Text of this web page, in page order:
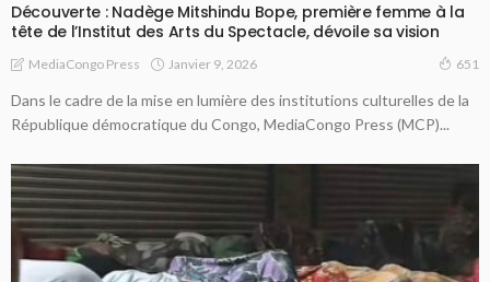
Découverte : Nadège Mitshindu Bope, première femme à la
tête de l’Institut des Arts du Spectacle, dévoile sa vision
MediaCongo Press Janvier 9, 2026 651
Dans le cadre de la mise en lumière des institutions culturelles de la
République démocratique du Congo, MediaCongo Press (MCP)...